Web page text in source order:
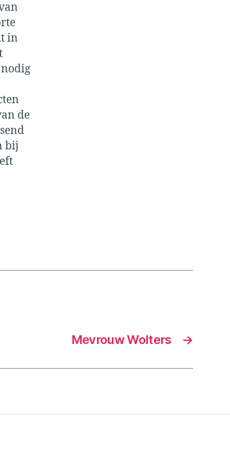
in
de
bij
→
Mevrouw Wolters